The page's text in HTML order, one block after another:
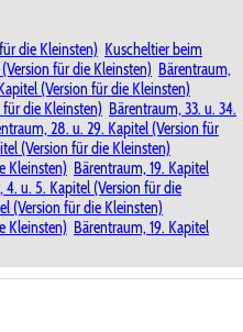
die Kleinsten) Kuscheltier beim
für die Kleinsten) Bärentraum,
(Version für die Kleinsten)
die Kleinsten) Bärentraum, 33. u. 34.
28. u. 29. Kapitel (Version für
(Version für die Kleinsten)
Kleinsten) Bärentraum, 19. Kapitel
4. u. 5. Kapitel (Version für die
(Version für die Kleinsten)
Kleinsten) Bärentraum, 19. Kapitel